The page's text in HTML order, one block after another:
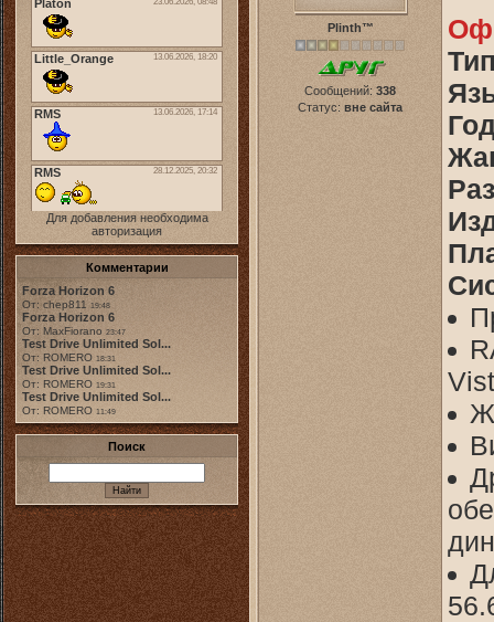
Для добавления необходима
авторизация
Комментарии
Forza Horizon 6
От: chep811 19:48
Forza Horizon 6
От: MaxFiorano 23:47
Test Drive Unlimited Sol...
От: ROMERO 18:31
Test Drive Unlimited Sol...
От: ROMERO 19:31
Test Drive Unlimited Sol...
От: ROMERO 11:49
Поиск
Plinth™
Сообщений: 338
Статус: вне сайта